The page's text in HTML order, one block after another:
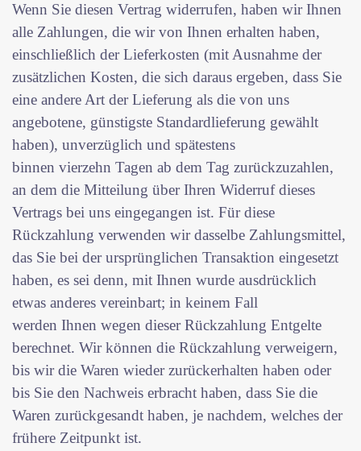
Wenn Sie diesen Vertrag widerrufen, haben wir Ihnen
alle Zahlungen, die wir von Ihnen erhalten haben,
einschließlich der Lieferkosten (mit Ausnahme der
zusätzlichen Kosten, die sich daraus ergeben, dass Sie
eine andere Art der Lieferung als die von uns
angebotene, günstigste Standardlieferung gewählt
haben), unverzüglich und spätestens
binnen vierzehn Tagen ab dem Tag zurückzuzahlen,
an dem die Mitteilung über Ihren Widerruf dieses
Vertrags bei uns eingegangen ist. Für diese
Rückzahlung verwenden wir dasselbe Zahlungsmittel,
das Sie bei der ursprünglichen Transaktion eingesetzt
haben, es sei denn, mit Ihnen wurde ausdrücklich
etwas anderes vereinbart; in keinem Fall
werden Ihnen wegen dieser Rückzahlung Entgelte
berechnet. Wir können die Rückzahlung verweigern,
bis wir die Waren wieder zurückerhalten haben oder
bis Sie den Nachweis erbracht haben, dass Sie die
Waren zurückgesandt haben, je nachdem, welches der
frühere Zeitpunkt ist.